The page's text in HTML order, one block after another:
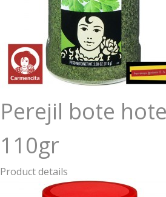
Perejil bote
110gr
Product details